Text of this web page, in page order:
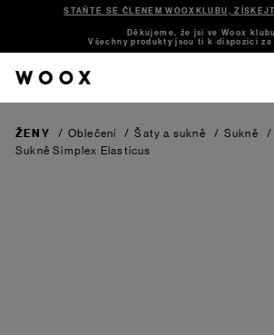
STAŇTE SE ČLENEM WOOXKLUBU,
Děkujeme, že jsi ve Woox
Všechny produkty jsou ti k dispozici za
ŽENY / Oblečení / Šaty a sukně / Sukně
/
Sukně Simplex Elasticus